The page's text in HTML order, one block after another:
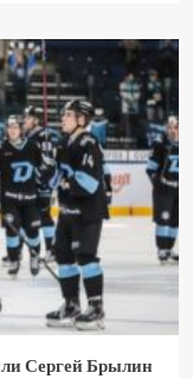
Сергей Брылин